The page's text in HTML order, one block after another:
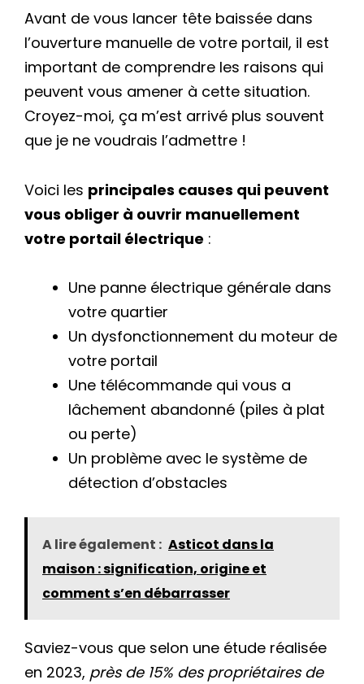
Avant de vous lancer tête baissée dans
l’ouverture manuelle de votre portail, il est
important de comprendre les raisons qui
peuvent vous amener à cette situation.
Croyez-moi, ça m’est arrivé plus souvent
que je ne voudrais l’admettre !
Voici les principales causes qui peuvent
vous obliger à ouvrir manuellement
votre portail électrique :
Une panne électrique générale dans
votre quartier
Un dysfonctionnement du moteur de
votre portail
Une télécommande qui vous a
lâchement abandonné (piles à plat
ou perte)
Un problème avec le système de
détection d’obstacles
A lire également : Asticot dans la
maison : signification, origine et
comment s’en débarrasser
Saviez-vous que selon une étude réalisée
en 2023, près de 15% des propriétaires de